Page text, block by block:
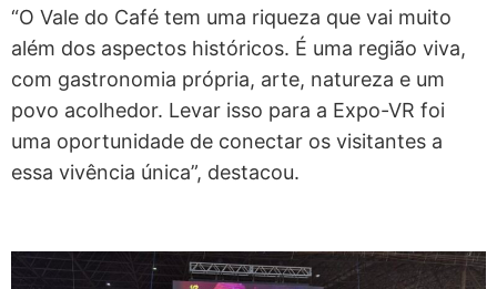
“O Vale do Café tem uma riqueza que vai muito
além dos aspectos históricos. É uma região viva,
com gastronomia própria, arte, natureza e um
povo acolhedor. Levar isso para a Expo-VR foi
uma oportunidade de conectar os visitantes a
essa vivência única”, destacou.